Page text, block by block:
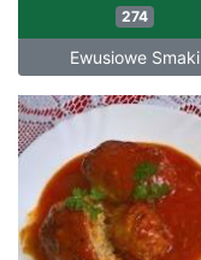
274
Ewusiowe Smaki